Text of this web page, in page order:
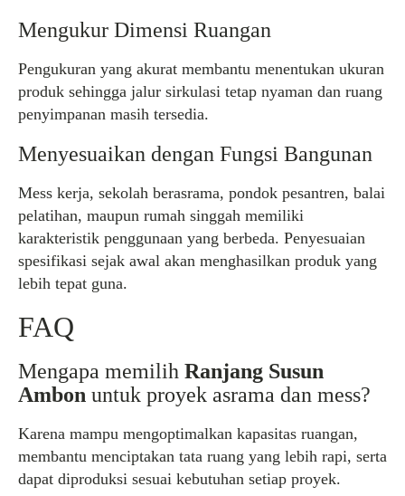
Mengukur Dimensi Ruangan
Pengukuran yang akurat membantu menentukan ukuran
produk sehingga jalur sirkulasi tetap nyaman dan ruang
penyimpanan masih tersedia.
Menyesuaikan dengan Fungsi Bangunan
Mess kerja, sekolah berasrama, pondok pesantren, balai
pelatihan, maupun rumah singgah memiliki
karakteristik penggunaan yang berbeda. Penyesuaian
spesifikasi sejak awal akan menghasilkan produk yang
lebih tepat guna.
FAQ
Mengapa memilih Ranjang Susun
Ambon untuk proyek asrama dan mess?
Karena mampu mengoptimalkan kapasitas ruangan,
membantu menciptakan tata ruang yang lebih rapi, serta
dapat diproduksi sesuai kebutuhan setiap proyek.